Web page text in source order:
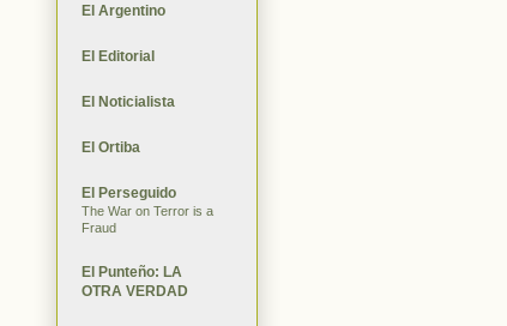
El Argentino
El Editorial
El Noticialista
El Ortiba
El Perseguido
The War on Terror is a
Fraud
El Punteño: LA
OTRA VERDAD